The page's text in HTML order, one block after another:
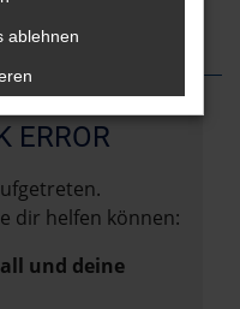
ERROR
dir helfen können:
und deine
ablehnen